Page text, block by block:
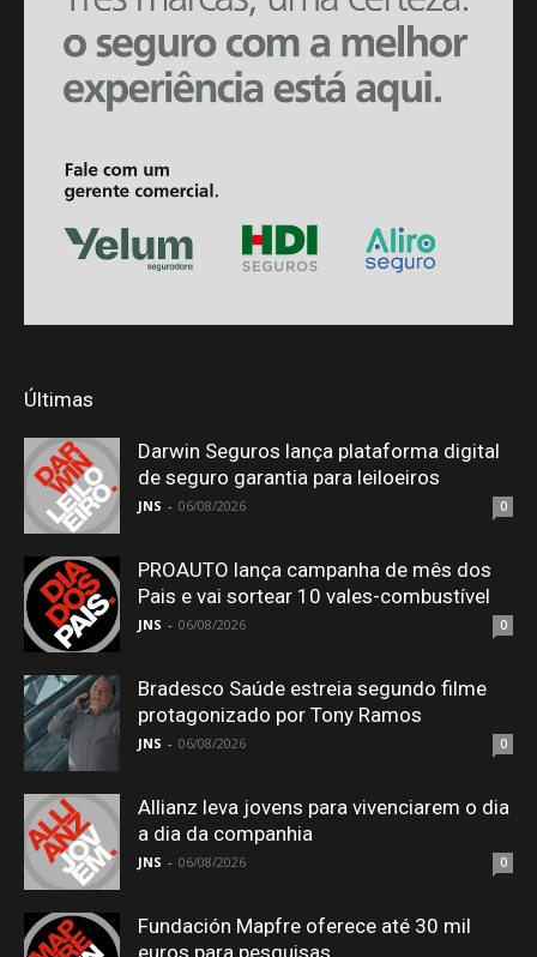
Últimas
Darwin Seguros lança plataforma digital
de seguro garantia para leiloeiros
JNS - 06/08/2026 0
PROAUTO lança campanha de mês dos
Pais e vai sortear 10 vales-combustível
JNS - 06/08/2026 0
Bradesco Saúde estreia segundo filme
protagonizado por Tony Ramos
JNS - 06/08/2026 0
Allianz leva jovens para vivenciarem o dia
a dia da companhia
JNS - 06/08/2026 0
Fundación Mapfre oferece até 30 mil